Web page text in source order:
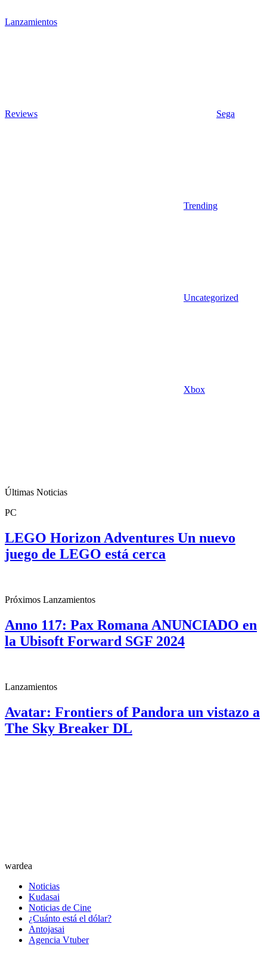
Lanzamientos
Reviews Sega
Trending
Uncategorized
Xbox
Últimas Noticias
PC
LEGO Horizon Adventures Un nuevo
juego de LEGO está cerca
Próximos Lanzamientos
Anno 117: Pax Romana ANUNCIADO en
la Ubisoft Forward SGF 2024
Lanzamientos
Avatar: Frontiers of Pandora un vistazo a
The Sky Breaker DL
wardea
Noticias
Kudasai
Noticias de Cine
¿Cuánto está el dólar?
Antojasai
Agencia Vtuber